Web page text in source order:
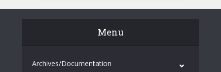
Menu
Archives/Documentation